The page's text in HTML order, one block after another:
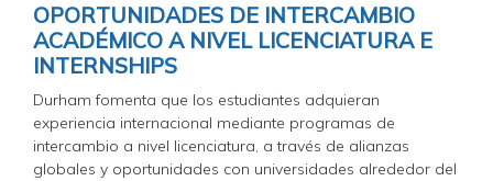
OPORTUNIDADES DE INTERCAMBIO
ACADÉMICO A NIVEL LICENCIATURA E
INTERNSHIPS
Durham fomenta que los estudiantes adquieran
experiencia internacional mediante programas de
intercambio a nivel licenciatura, a través de alianzas
globales y oportunidades con universidades alrededor del